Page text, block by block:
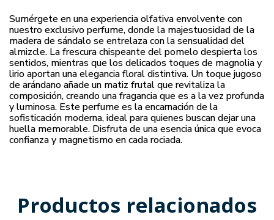
Sumérgete en una experiencia olfativa envolvente con
nuestro exclusivo perfume, donde la majestuosidad de la
madera de sándalo se entrelaza con la sensualidad del
almizcle. La frescura chispeante del pomelo despierta los
sentidos, mientras que los delicados toques de magnolia y
lirio aportan una elegancia floral distintiva. Un toque jugoso
de arándano añade un matiz frutal que revitaliza la
composición, creando una fragancia que es a la vez profunda
y luminosa. Este perfume es la encarnación de la
sofisticación moderna, ideal para quienes buscan dejar una
huella memorable. Disfruta de una esencia única que evoca
confianza y magnetismo en cada rociada.
Productos relacionados